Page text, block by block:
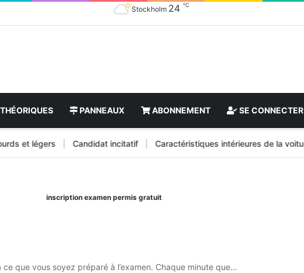
Stockholm 24 ℃
PANNEAUX ABONNEMENT SE CONNECTER
et légers | Candidat incitatif | Caractéristiques intérieures de la voiture |
inscription examen permis gratuit
que vous soyez préparé à l’examen. Chaque minute que…